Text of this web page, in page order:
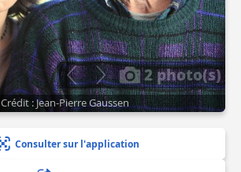
2 photo(s)
Crédit : Jean-Pierre Gaussen
Consulter sur l'application